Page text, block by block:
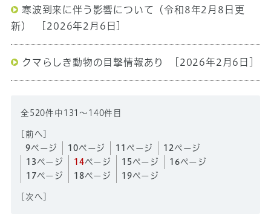
寒波到来に伴う影響について（令和8年2月8日更
新）
[2026年2月6日]
クマらしき動物の目撃情報あり [2026年2月6日]
全520件中131～140件目
前へ
9ページ 10ページ 11 ページ 12 ページ
13 ページ 14ページ 15ページ 16ページ
17ページ 18ページ 19ページ
次へ